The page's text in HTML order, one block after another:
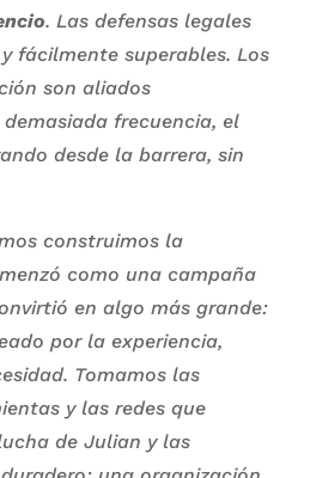
. Las defensas legales
fácilmente superables. Los
son aliados
frecuencia, el
desde la barrera, sin
construimos la
como una campaña
en algo más grande:
por la experiencia,
Tomamos las
y las redes que
de Julian y las